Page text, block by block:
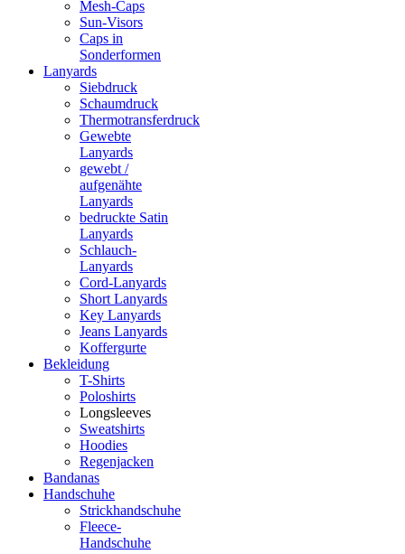
Mesh-Caps
Sun-Visors
Caps in
Sonderformen
Lanyards
Siebdruck
Schaumdruck
Thermotransferdruck
Gewebte
Lanyards
gewebt /
aufgenähte
Lanyards
bedruckte Satin
Lanyards
Schlauch-
Lanyards
Cord-Lanyards
Short Lanyards
Key Lanyards
Jeans Lanyards
Koffergurte
Bekleidung
T-Shirts
Poloshirts
Longsleeves
Sweatshirts
Hoodies
Regenjacken
Bandanas
Handschuhe
Strickhandschuhe
Fleece-
Handschuhe